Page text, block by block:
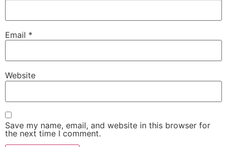
Email *
Website
Save my name, email, and website in this browser for
the next time I comment.